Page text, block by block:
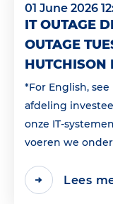
01 June 2026
IT OUTAGE
OUTAGE
HUTCHISON
*For English,
afdeling
onze IT-
voeren we
Lees